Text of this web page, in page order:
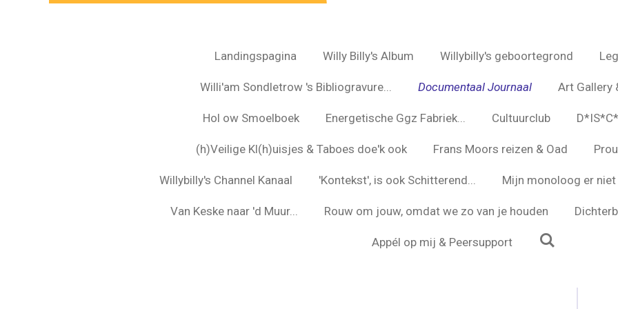
Landingspagina Willy Billy's Album Willybilly's geboortegrond
Willi'am Sondletrow 's Bibliogravure... Documentaal Journaal Art Gallery
Hol ow Smoelboek Energetische Ggz Fabriek... Cultuurclub
(h)Veilige Kl(h)uisjes & Taboes doe'k ook Frans Moors reizen & Oad
Willybilly's Channel Kanaal 'Kontekst', is ook Schitterend... Mijn monoloog er niet
Van Keske naar 'd Muur... Rouw om jouw, omdat we zo van je houden
Appél op mij & Peersupport